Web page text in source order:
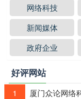
网络科技
新闻媒体
政府企业
好评网站
1 厦门众论网络